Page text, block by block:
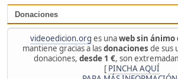
Donaciones
videoedicion.org es unaweb sin ánimo
mantiene gracias a lasdonaciones de sus
donaciones, desde 1 €, son
[ PINCHA AQUÍ